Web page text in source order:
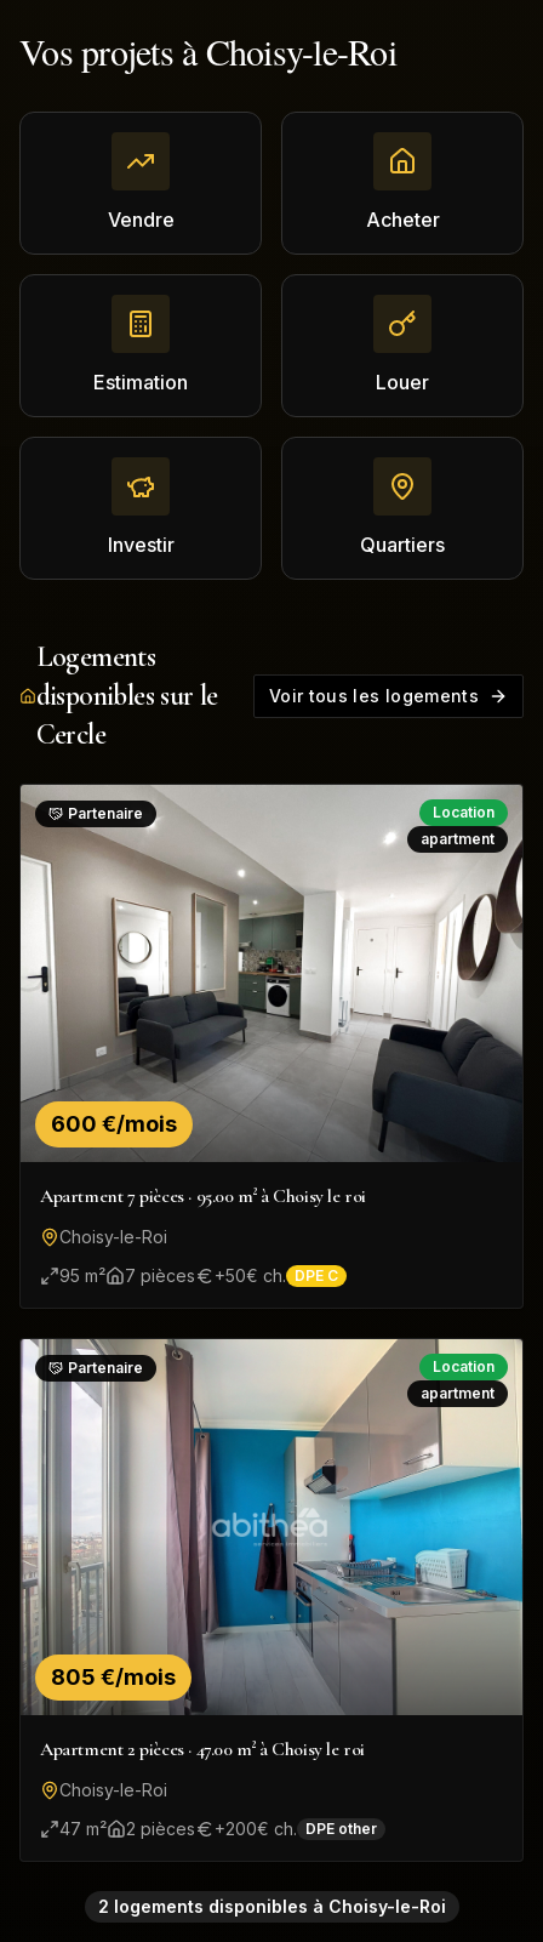
Vos projets àChoisy-le-Roi
Vendre Acheter
Estimation Louer
Investir Quartiers
Logements
disponibles sur le
Cercle
Voir tous les logements
600 €/mois
Partenaire
Location
apartment
Apartment 7 pièces · 95.00 m² à Choisy le roi
Choisy-le-Roi
95 m² 7 pièces +50€ ch. DPE C
805 €/mois
Partenaire
Location
apartment
Apartment 2 pièces · 47.00 m² à Choisy le roi
Choisy-le-Roi
47 m² 2 pièces +200€ ch. DPE other
2 logements disponibles à Choisy-le-Roi